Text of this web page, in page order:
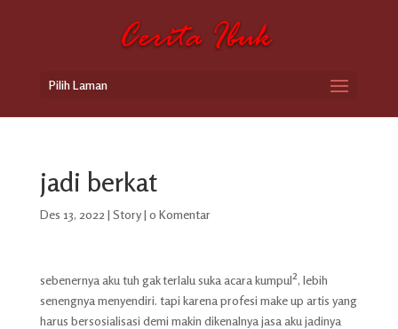
Pilih Laman
jadi berkat
Des 13, 2022 | Story| 0 Komentar
sebenernya aku tuh gak terlalu suka acara kumpul², lebih
senengnya menyendiri. tapi karena profesi make up artis yang
harus bersosialisasi demi makin dikenalnya jasa aku jadinya